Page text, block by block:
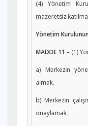
(4) Yönetim
mazeretsiz
Yönetim
MADDE 11 – (1)
a) Merkezin
almak.
b) Merkezin
onaylamak.